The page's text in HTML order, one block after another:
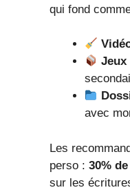
qui fond
Jeux
avec
Les
perso : 30%
sur les